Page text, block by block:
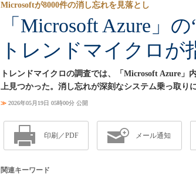
スマートモバイル
ネットワーク
システム運用管理
CX
情報系システム
「Microsoft Azure」
トレンドマイクロが
Microsoftが8000件の消し忘れを見落とし
トレンドマイクロの調査では、「Microsoft Azure」
上見つかった。消し忘れが深刻なシステム乗っ取り
≫ 2026年05月19日 05時00分 公開
印刷／PDF メール通知
関連キーワード